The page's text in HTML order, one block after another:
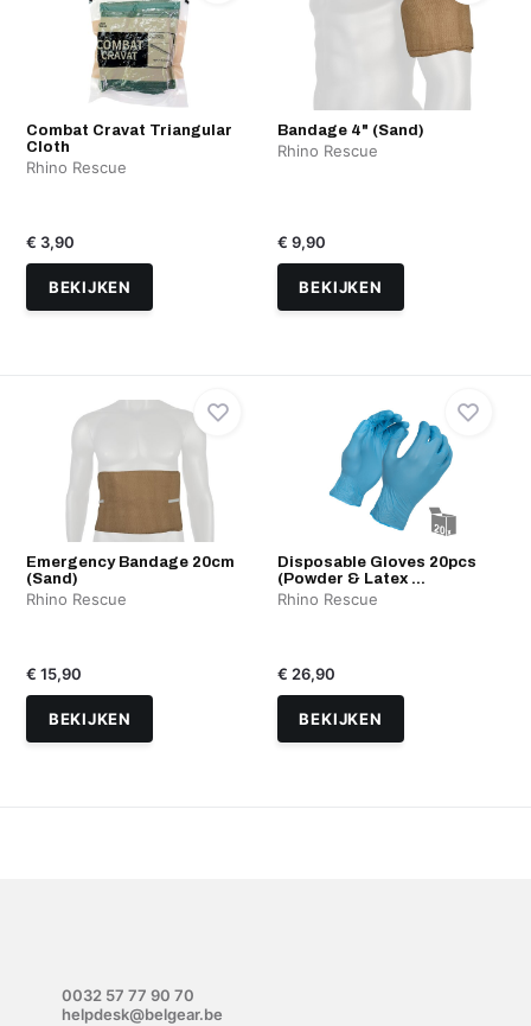
Combat Cravat Triangular
Cloth
Rhino Rescue
€ 3,90
BEKIJKEN
Bandage 4" (Sand)
Rhino Rescue
€ 9,90
BEKIJKEN
Emergency Bandage 20cm
(Sand)
Rhino Rescue
€ 15,90
BEKIJKEN
Disposable Gloves 20pcs
(Powder & Latex ...
Rhino Rescue
€ 26,90
BEKIJKEN
0032 57 77 90 70
helpdesk@belgear.be